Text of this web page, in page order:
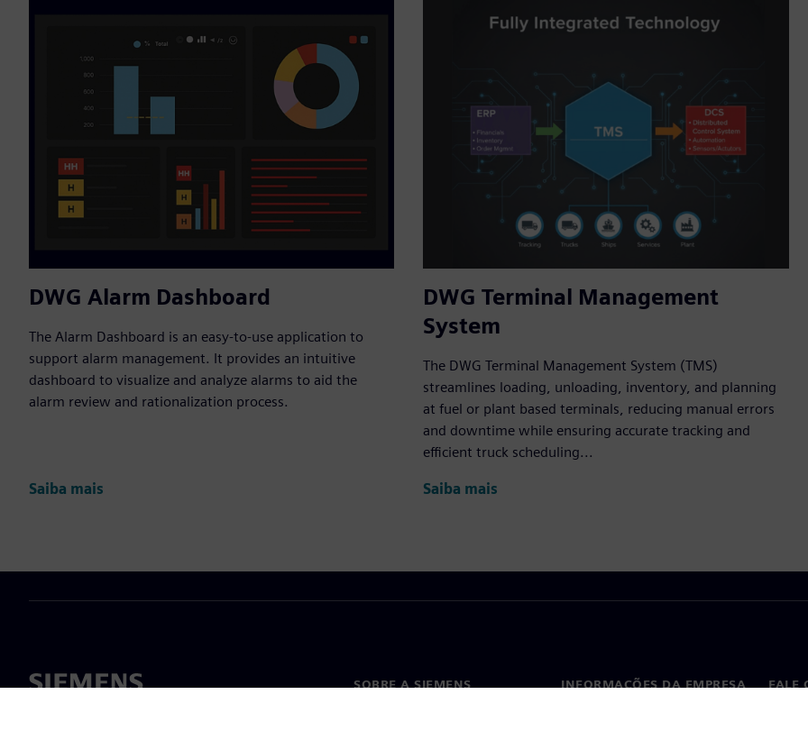
DWG Alarm Dashboard
The Alarm Dashboard is an easy-to-use application to
support alarm management. It provides an intuitive
dashboard to visualize and analyze alarms to aid the
alarm review and rationalization process.
Saiba mais
DWG Terminal Management
System
The DWG Terminal Management System (TMS)
streamlines loading, unloading, inventory, and planning
at fuel or plant based terminals, reducing manual errors
and downtime while ensuring accurate tracking and
efficient truck scheduling...
Saiba mais
SOBRE A SIEMENS INFORMAÇÕES DA EMPRESA FALE